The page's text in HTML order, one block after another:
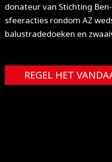
donateur van Stichting
sfeeracties rondom AZ
balustradedoeken en
REGEL HET